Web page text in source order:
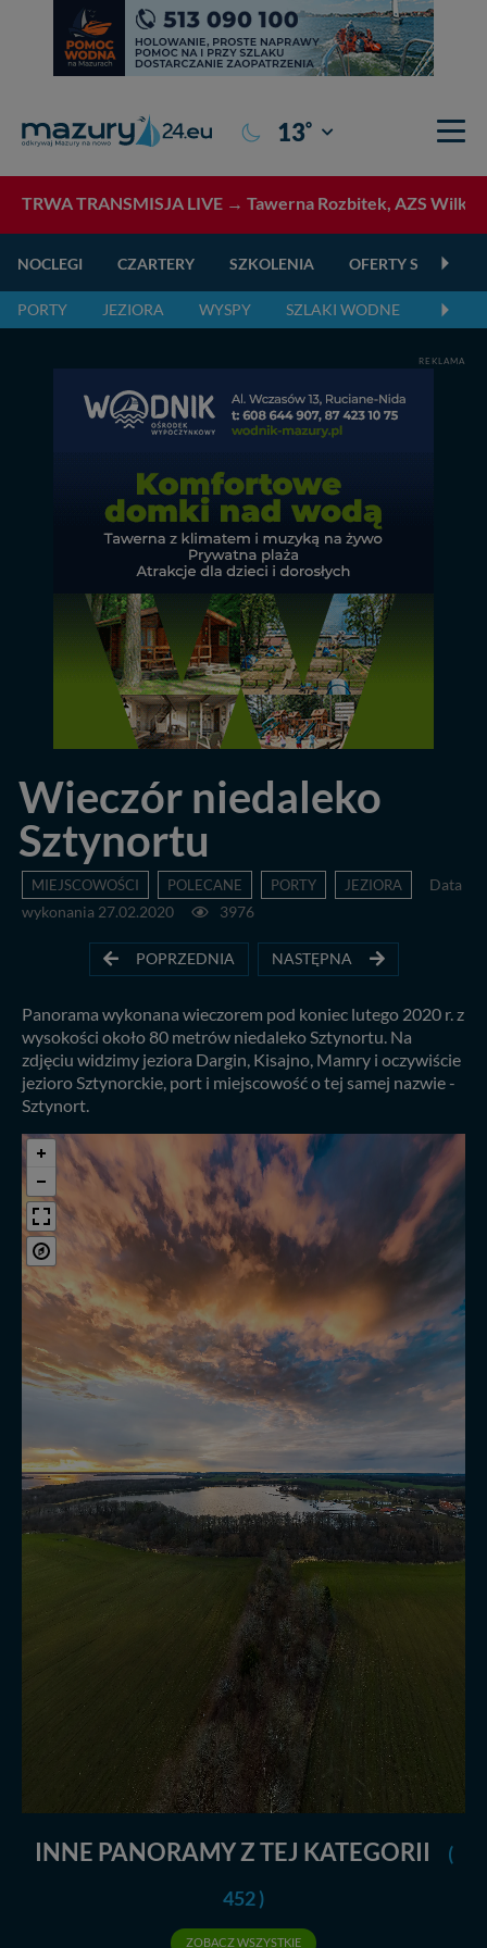
13° Giżycko
TRWA TRANSMISJA LIVE → Tawerna Rozbitek, AZS
NOCLEGI CZARTERY SZKOLENIA OFERTY
PORTY JEZIORA WYSPY SZLAKI WODNE
REKLAMA
Wieczór niedaleko
Sztynortu
MIEJSCOWOŚCI POLECANE PORTY JEZIORA
Data
wykonania 27.02.2020
3976
POPRZEDNIA NASTĘPNA
Panorama wykonana wieczorem pod koniec lutego 2020 r. z
wysokości około 80 metrów niedaleko Sztynortu. Na
zdjęciu widzimy jeziora Dargin, Kisajno, Mamry i oczywiście
jezioro Sztynorckie, port i miejscowość o tej samej nazwie -
Sztynort.
INNE PANORAMY Z TEJ KATEGORII
(
452 )
ZOBACZ WSZYSTKIE